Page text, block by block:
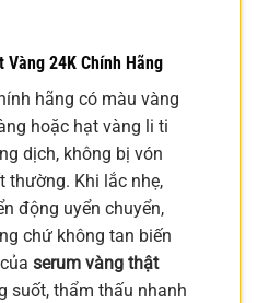
24K Chính Hãng
hãng có màu vàng
hoặc hạt vàng li ti
dịch, không bị vón
thường. Khi lắc nhẹ,
động uyển chuyển,
chứ không tan biến
serum vàng thật
suốt, thẩm thấu nhanh